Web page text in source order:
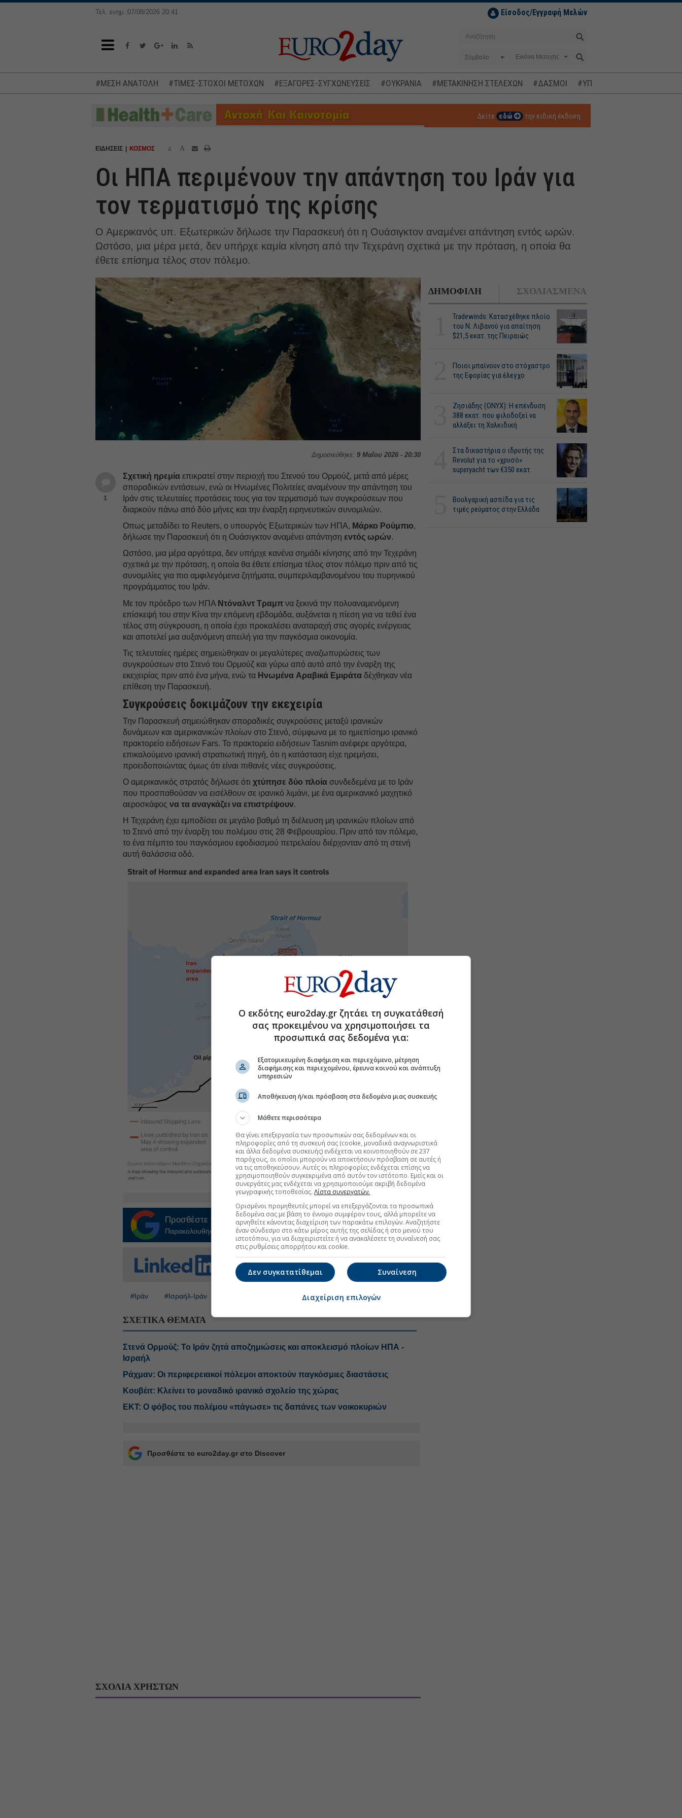
Τελ. ενημ.:07/08/2026 20:41 Είσοδος/Εγγραφή Μελών
Σύμβολο
#ΜΕΣΗ ΑΝΑΤΟΛΗ #ΤΙΜΕΣ-ΣΤΟΧΟΙ ΜΕΤΟΧΩΝ #ΕΞΑΓΟΡΕΣ-ΣΥΓΧΩΝΕΥΣΕΙΣ #ΟΥΚΡΑΝΙΑ #ΜΕΤΑΚΙΝΗΣΗ ΣΤΕΛΕΧΩΝ #ΔΑΣΜΟΙ #ΥΠΟΚΛΟΠΕΣ
Δείτε εδώ την ειδική έκδοση
ΕΙΔΗΣΕΙΣ ΚΟΣΜΟΣ a A
Οι ΗΠΑ περιμένουν την απάντηση του Ιράν για
τον τερματισμό της κρίσης
Ο Αμερικανός υπ. Εξωτερικών δήλωσε την Παρασκευή ότι η Ουάσιγκτον αναμένει απάντηση εντός ωρών.
Ωστόσο, μια μέρα μετά, δεν υπήρχε καμία κίνηση από την Τεχεράνη σχετικά με την πρόταση, η οποία θα
έθετε επίσημα τέλος στον πόλεμο.
Δημοσιεύθηκε: 9 Μαΐου 2026 - 20:30
1
Σχετική ηρεμία επικρατεί στην περιοχή του Στενού του Ορμούζ, μετά από μέρες
σποραδικών εντάσεων, ενώ οι Ηνωμένες Πολιτείες αναμένουν την απάντηση του
Ιράν στις τελευταίες προτάσεις τους για τον τερματισμό των συγκρούσεων που
διαρκούν πάνω από δύο μήνες και την έναρξη ειρηνευτικών συνομιλιών.
Οπως μεταδίδει το Reuters, ο υπουργός Εξωτερικών των ΗΠΑ, Μάρκο Ρούμπιο,
δήλωσε την Παρασκευή ότι η Ουάσιγκτον αναμένει απάντησηεντός ωρών.
Ωστόσο, μια μέρα αργότερα, δεν υπήρχε κανένα σημάδι κίνησης από την Τεχεράνη
σχετικά με την πρόταση, η οποία θα έθετε επίσημα τέλος στον πόλεμο πριν από τις
συνομιλίες για πιο αμφιλεγόμενα ζητήματα, συμπεριλαμβανομένου του πυρηνικού
προγράμματος του Ιράν.
Με τον πρόεδρο των ΗΠΑ Ντόναλντ Τραμπ να ξεκινά την πολυαναμενόμενη
επίσκεψή του στην Κίνα την επόμενη εβδομάδα, αυξάνεται η πίεση για να τεθεί ένα
τέλος στη σύγκρουση, η οποία έχει προκαλέσει αναταραχή στις αγορές ενέργειας
και αποτελεί μια αυξανόμενη απειλή για την παγκόσμια οικονομία.
Τις τελευταίες ημέρες σημειώθηκαν οι μεγαλύτερες αναζωπυρώσεις των
συγκρούσεων στο Στενό του Ορμούζ και γύρω από αυτό από την έναρξη της
εκεχειρίας πριν από ένα μήνα, ενώ τα Ηνωμένα Αραβικά Εμιράτα δέχθηκαν νέα
επίθεση την Παρασκευή.
Συγκρούσεις δοκιμάζουν την εκεχειρία
Την Παρασκευή σημειώθηκαν σποραδικές συγκρούσεις μεταξύ ιρανικών
δυνάμεων και αμερικανικών πλοίων στο Στενό, σύμφωνα με το ημιεπίσημο ιρανικό
πρακτορείο ειδήσεων Fars. Το πρακτορείο ειδήσεων Tasnim ανέφερε αργότερα,
επικαλούμενο ιρανική στρατιωτική πηγή, ότι η κατάσταση είχε ηρεμήσει,
προειδοποιώντας όμως ότι είναι πιθανές νέες συγκρούσεις.
Ο αμερικανικός στρατός δήλωσε ότιχτύπησε δύο πλοία συνδεδεμένα με το Ιράν
που προσπαθούσαν να εισέλθουν σε ιρανικό λιμάνι, με ένα αμερικανικό μαχητικό
αεροσκάφος να τα αναγκάζει να επιστρέψουν.
Η Τεχεράνη έχει εμποδίσει σε μεγάλο βαθμό τη διέλευση μη ιρανικών πλοίων από
το Στενό από την έναρξη του πολέμου στις 28 Φεβρουαρίου. Πριν από τον πόλεμο,
το ένα πέμπτο του παγκόσμιου εφοδιασμού πετρελαίου διέρχονταν από τη στενή
αυτή θαλάσσια οδό.
Προσθέστε το Euro2day.grστοGoogle Discover!
Παρακολουθήστε τις εξελίξεις με την υπογραφη εγκυρότητας του Euro2day.gr
FOLLOW US
Ακολουθήστε τη σελίδα τουEuro2day.gr στοLinkedin
#Ιράν #Ισραήλ-Ιράν
ΣΧΕΤΙΚΑ ΘΕΜΑΤΑ
Στενά Ορμούζ: Το Ιράν ζητά αποζημιώσεις και αποκλεισμό πλοίων ΗΠΑ -
Ισραήλ
Ράχμαν: Οι περιφερειακοί πόλεμοι αποκτούν παγκόσμιες διαστάσεις
Κουβέιτ: Κλείνει το μοναδικό ιρανικό σχολείο της χώρας
ΕΚΤ: Ο φόβος του πολέμου «πάγωσε» τις δαπάνες των νοικοκυριών
Προσθέστε το euro2day.gr στο Discover
ΔΗΜΟΦΙΛΗ ΣΧΟΛΙΑΣΜΕΝΑ
Tradewinds: Κατασχέθηκε πλοίο
του Ν. Λιβανού για απαίτηση
$21,5 εκατ. της Πειραιώς
Ποιοι μπαίνουν στο στόχαστρο
της Εφορίας για έλεγχο
Ζησιάδης (ONYX): Η επένδυση
388 εκατ. που φιλοδοξεί να
αλλάξει τη Χαλκιδική
Στα δικαστήρια ο ιδρυτής της
Revolut για το «χρυσό»
superyacht των €350 εκατ.
Βουλγαρική ασπίδα για τις
τιμές ρεύματος στην Ελλάδα
ΣΧΟΛΙΑ ΧΡΗΣΤΩΝ
Ο εκδότης euro2day.gr ζητάει τη συγκατάθεσή
σας προκειμένου να χρησιμοποιήσει τα
προσωπικά σας δεδομένα για:
Εξατομικευμένη διαφήμιση και περιεχόμενο, μέτρηση
διαφήμισης και περιεχομένου, έρευνα κοινού και ανάπτυξη
υπηρεσιών
Αποθήκευση ή/και πρόσβαση στα δεδομένα μιας συσκευής
Μάθετε περισσότερα
Θα γίνει επεξεργασία των προσωπικών σας δεδομένων και οι
πληροφορίες από τη συσκευή σας (cookie, μοναδικά αναγνωριστικά
και άλλα δεδομένα συσκευής) ενδέχεται να κοινοποιηθούν σε 237
παρόχους, οι οποίοι μπορούν να αποκτήσουν πρόσβαση σε αυτές ή
να τις αποθηκεύσουν. Αυτές οι πληροφορίες ενδέχεται επίσης να
χρησιμοποιηθούν συγκεκριμένα από αυτόν τον ιστότοπο. Εμείς και οι
συνεργάτες μας ενδέχεται να χρησιμοποιούμε ακριβή δεδομένα
γεωγραφικής τοποθεσίας. Λίστα συνεργατών.
Ορισμένοι προμηθευτές μπορεί να επεξεργάζονται τα προσωπικά
δεδομένα σας με βάση το έννομο συμφέρον τους, αλλά μπορείτε να
αρνηθείτε κάνοντας διαχείριση των παρακάτω επιλογών. Αναζητήστε
έναν σύνδεσμο στο κάτω μέρος αυτής της σελίδας ή στο μενού του
ιστοτόπου, για να διαχειριστείτε ή να ανακαλέσετε τη συναίνεσή σας
στις ρυθμίσεις απορρήτου και cookie.
Συναίνεση
Δεν συγκατατίθεμαι
Διαχείριση επιλογών